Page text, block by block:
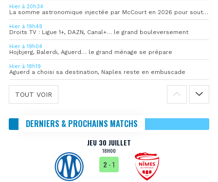
Hier à 20h34
La somme astronomique injectée par McCourt en 2026 pour soutenir l’OM
Hier à 19h49
Droits TV : Ligue 1+, DAZN, Canal+… le grand bouleversement
Hier à 19h04
Hojbjerg, Balerdi, Aguerd… le grand ménage se prépare
Hier à 18h19
Aguerd a choisi sa destination, Naples reste en embuscade
TOUT VOIR
DERNIERS & PROCHAINS MATCHS
JEU 30 JUILLET
18H00
2 - 1